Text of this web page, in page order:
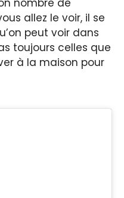
allez le voir, il se
peut voir dans
toujours celles que
à la maison pour